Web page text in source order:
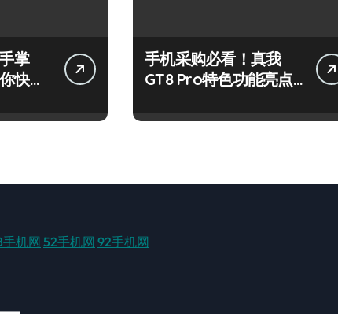
掌
快人
手机采购必看！真我
GT8 Pro特色功能亮点
手机网 52手机网 92手机网